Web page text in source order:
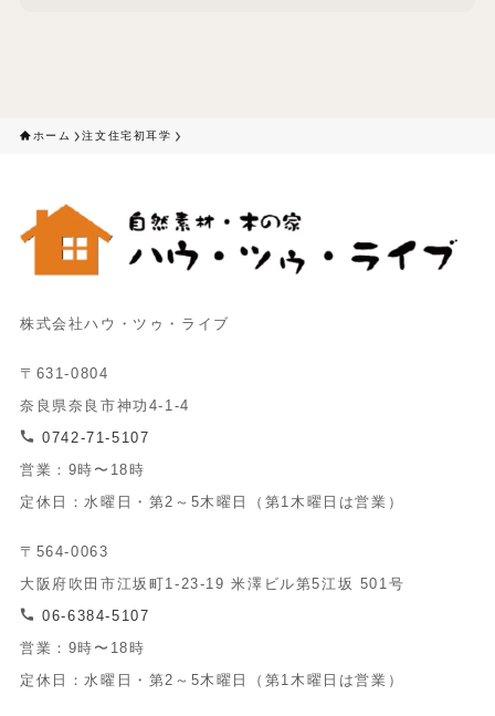
ホーム 注文住宅初耳学
株式会社ハウ・ツゥ・ライブ
〒631-0804
奈良県奈良市神功4-1-4
0742-71-5107
営業：9時〜18時
定休日：水曜日・第2～5木曜日（第1木曜日は営業）
〒564-0063
大阪府吹田市江坂町1-23-19 米澤ビル第5江坂 501号
06-6384-5107
営業：9時〜18時
定休日：水曜日・第2～5木曜日（第1木曜日は営業）